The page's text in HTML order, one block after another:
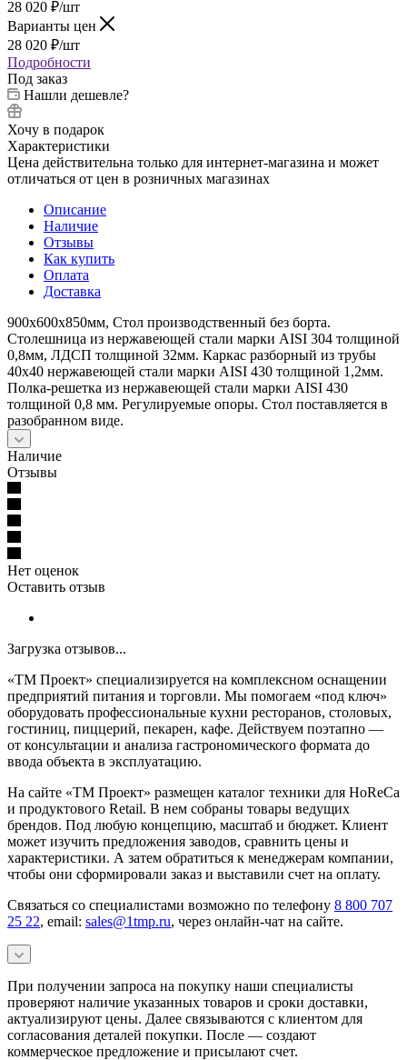
28 020 ₽/шт
Варианты цен
28 020 ₽/шт
Подробности
Под заказ
Нашли дешевле?
Хочу в подарок
Характеристики
Цена действительна только для интернет-магазина и может
отличаться от цен в розничных магазинах
Описание
Наличие
Отзывы
Как купить
Оплата
Доставка
900х600х850мм, Стол производственный без борта.
Столешница из нержавеющей стали марки AISI 304 толщиной
0,8мм, ЛДСП толщиной 32мм. Каркас разборный из трубы
40х40 нержавеющей стали марки AISI 430 толщиной 1,2мм.
Полка-решетка из нержавеющей стали марки AISI 430
толщиной 0,8 мм. Регулируемые опоры. Стол поставляется в
разобранном виде.
Наличие
Отзывы
Нет оценок
Оставить отзыв
Загрузка отзывов...
«ТМ Проект» специализируется на комплексном оснащении
предприятий питания и торговли. Мы помогаем «под ключ»
оборудовать профессиональные кухни ресторанов, столовых,
гостиниц, пиццерий, пекарен, кафе. Действуем поэтапно —
от консультации и анализа гастрономического формата до
ввода объекта в эксплуатацию.
На сайте «ТМ Проект» размещен каталог техники для HoReCa
и продуктового Retail. В нем собраны товары ведущих
брендов. Под любую концепцию, масштаб и бюджет. Клиент
может изучить предложения заводов, сравнить цены и
характеристики. А затем обратиться к менеджерам компании,
чтобы они сформировали заказ и выставили счет на оплату.
Связаться со специалистами возможно по телефону 8 800 707
25 22, email: sales@1tmp.ru, через онлайн-чат на сайте.
При получении запроса на покупку наши специалисты
проверяют наличие указанных товаров и сроки доставки,
актуализируют цены. Далее связываются с клиентом для
согласования деталей покупки. После — создают
коммерческое предложение и присылают счет.